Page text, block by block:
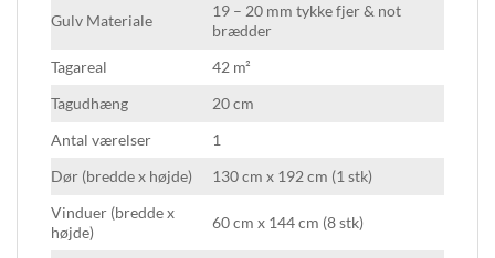
Gulv Materiale
19 – 20 mm tykke fjer & not
brædder
Tagareal
42 m²
Tagudhæng
20 cm
Antal værelser
1
Dør (bredde x højde)
130 cm x 192 cm (1 stk)
Vinduer (bredde x
højde)
60 cm x 144 cm (8 stk)